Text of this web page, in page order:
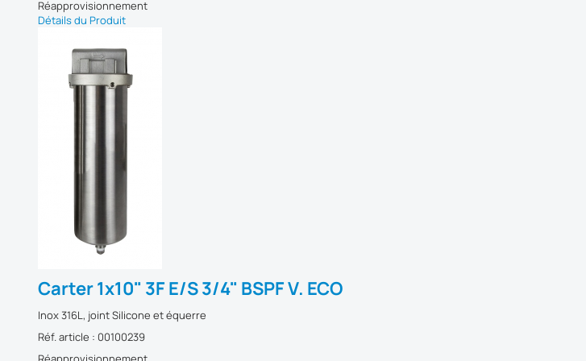
Réapprovisionnement
Détails du Produit
Carter 1x10" 3F E/S 3/4" BSPF V. ECO
Inox 316L, joint Silicone et équerre
Réf. article : 00100239